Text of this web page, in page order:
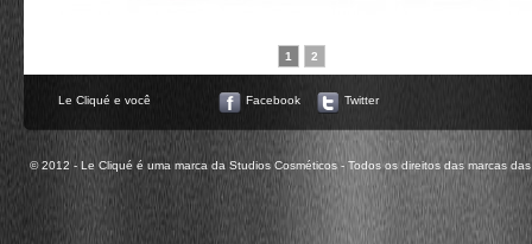
1 2
Le Cliqué e você Facebook Twitter
© 2012 - Le Cliqué é uma marca da Studios Cosméticos - Todos os direitos das marcas